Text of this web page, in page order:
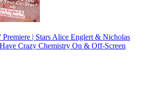
Premiere | Stars Alice Englert & Nicholas
Crazy Chemistry On & Off-Screen